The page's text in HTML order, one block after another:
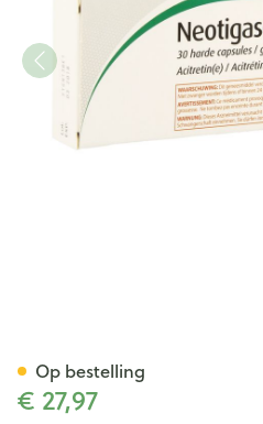
€ 27,97
Op bestelling